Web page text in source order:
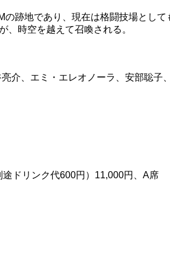
跡地であり、現在は格闘技場として
、時空を越えて召喚される。
介、エミ・エレオノーラ、安部聡子、
ドリンク代600円）11,000円、A席